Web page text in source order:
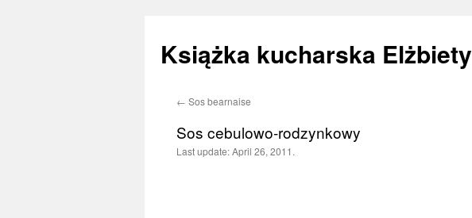
Książka kucharska Elżbiety
Skip
← Sos bearnaise
Sos cebulowo-rodzynkowy
Last update:April 26, 2011.